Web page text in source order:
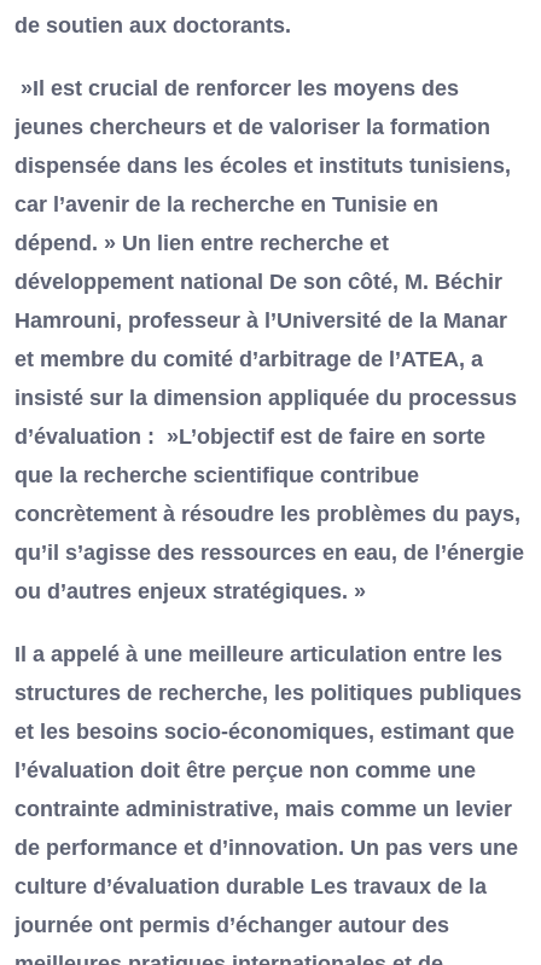
de soutien aux doctorants.
»Il est crucial de renforcer les moyens des
jeunes chercheurs et de valoriser la formation
dispensée dans les écoles et instituts tunisiens,
car l’avenir de la recherche en Tunisie en
dépend. » Un lien entre recherche et
développement national De son côté, M. Béchir
Hamrouni, professeur à l’Université de la Manar
et membre du comité d’arbitrage de l’ATEA, a
insisté sur la dimension appliquée du processus
d’évaluation : »L’objectif est de faire en sorte
que la recherche scientifique contribue
concrètement à résoudre les problèmes du pays,
qu’il s’agisse des ressources en eau, de l’énergie
ou d’autres enjeux stratégiques. »
Il a appelé à une meilleure articulation entre les
structures de recherche, les politiques publiques
et les besoins socio-économiques, estimant que
l’évaluation doit être perçue non comme une
contrainte administrative, mais comme un levier
de performance et d’innovation. Un pas vers une
culture d’évaluation durable Les travaux de la
journée ont permis d’échanger autour des